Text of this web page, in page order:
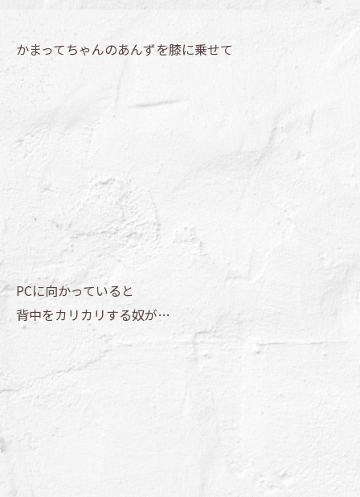
かまってちゃんのあんずを膝に乗せて
PCに向かっていると
背中をカリカリする奴が…